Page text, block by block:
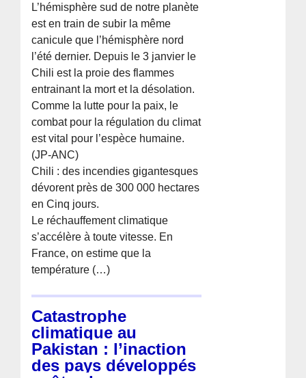
L’hémisphère sud de notre planète
est en train de subir la même
canicule que l’hémisphère nord
l’été dernier. Depuis le 3 janvier le
Chili est la proie des flammes
entrainant la mort et la désolation.
Comme la lutte pour la paix, le
combat pour la régulation du climat
est vital pour l’espèce humaine.
(JP-ANC)
Chili : des incendies gigantesques
dévorent près de 300 000 hectares
en Cinq jours.
Le réchauffement climatique
s’accélère à toute vitesse. En
France, on estime que la
température (…)
Catastrophe
climatique au
Pakistan : l’inaction
des pays développés